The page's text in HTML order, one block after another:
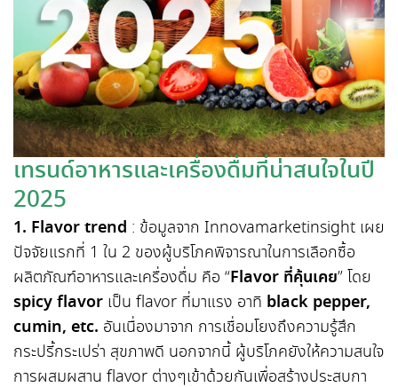
เทรนด์อาหารและเครื่องดื่มที่น่าสนใจในปี
2025
1. Flavor trend : ข้อมูลจาก Innovamarketinsight เผย
ปัจจัยแรกที่ 1 ใน 2 ของผู้บริโภคพิจารณาในการเลือกซื้อ
ผลิตภัณฑ์อาหารและเครื่องดื่ม คือ “Flavor ที่คุ้นเคย” โดย
spicy flavor เป็น flavor ที่มาแรง อาทิ black pepper,
cumin, etc. อันเนื่องมาจาก การเชื่อมโยงถึงความรู้สึก
กระปรี้กระเปร่า สุขภาพดี นอกจากนี้ ผู้บริโภคยังให้ความสนใจ
การผสมผสาน flavor ต่างๆเข้าด้วยกันเพื่อสร้างประสบกา